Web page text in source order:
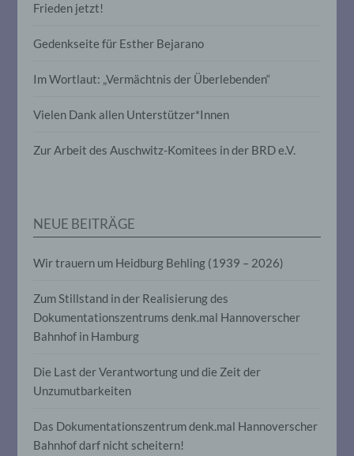
Frieden jetzt!
Gedenkseite für Esther Bejarano
Im Wortlaut: „Vermächtnis der Überlebenden“
Vielen Dank allen Unterstützer*Innen
Zur Arbeit des Auschwitz-Komitees in der BRD e.V.
NEUE BEITRÄGE
Wir trauern um Heidburg Behling (1939 – 2026)
Zum Stillstand in der Realisierung des
Dokumentationszentrums denk.mal Hannoverscher
Bahnhof in Hamburg
Die Last der Verantwortung und die Zeit der
Unzumutbarkeiten
Das Dokumentationszentrum denk.mal Hannoverscher
Bahnhof darf nicht scheitern!
aufbewahrt werden und technischen und
unterliegen, die gewährleisten, dass die
identifizierten oder identifizierbaren
natürlichen Person zugewiesen werden.
Verarbeitung Verantwortlicher
juristische Person, Behörde, Einrichtung
oder andere Stelle, die allein oder
gemeinsam mit anderen über die Zwecke
und Mittel der Verarbeitung von
personenbezogenen Daten entscheidet.
Verarbeitung durch das Unionsrecht oder
das Recht der Mitgliedstaaten vorgegeben,
beziehungsweise können die bestimmten
Unionsrecht oder dem Recht der
Mitgliedstaaten vorgesehen werden.
h) Auftragsverarbeiter